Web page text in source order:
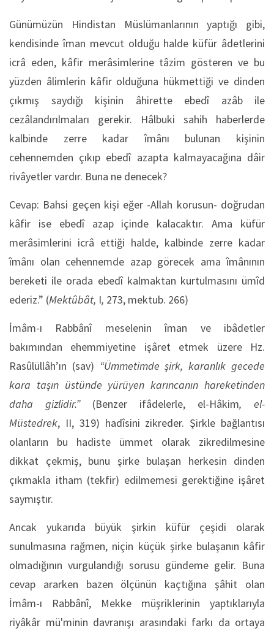
Günümüzün Hindistan Müslümanlarının yaptığı gibi,
kendisinde îman mevcut olduğu halde küfür âdetlerini
icrâ eden, kâfir merâsimlerine tâzim gösteren ve bu
yüzden âlimlerin kâfir olduğuna hükmettiği ve dinden
çıkmış saydığı kişinin âhirette ebedî azâb ile
cezâlandırılmaları gerekir. Hâlbuki sahih haberlerde
kalbinde zerre kadar îmânı bulunan kişinin
cehennemden çıkıp ebedî azapta kalmayacağına dâir
rivâyetler vardır. Buna ne denecek?
Cevap: Bahsi geçen kişi eğer -Allah korusun- doğrudan
kâfir ise ebedî azap içinde kalacaktır. Ama küfür
merâsimlerini icrâ ettiği halde, kalbinde zerre kadar
îmânı olan cehennemde azap görecek ama îmânının
bereketi ile orada ebedî kalmaktan kurtulmasını ümîd
ederiz.” (Mektûbât, I, 273, mektub. 266)
İmâm-ı Rabbânî meselenin îman ve ibâdetler
bakımından ehemmiyetine işâret etmek üzere Hz.
Rasûlüllâh’ın (sav) “Ümmetimde şirk, karanlık gecede
kara taşın üstünde yürüyen karıncanın hareketinden
daha gizlidir.”(Benzer ifâdelerle, el-Hâkim, el-
Müstedrek, II, 319) hadîsini zikreder. Şirkle bağlantısı
olanların bu hadiste ümmet olarak zikredilmesine
dikkat çekmiş, bunu şirke bulaşan herkesin dinden
çıkmakla itham (tekfir) edilmemesi gerektiğine işâret
saymıştır.
Ancak yukarıda büyük şirkin küfür çeşidi olarak
sunulmasına rağmen, niçin küçük şirke bulaşanın kâfir
olmadığının vurgulandığı sorusu gündeme gelir. Buna
cevap ararken bazen ölçünün kaçtığına şâhit olan
İmâm-ı Rabbânî, Mekke müşriklerinin yaptıklarıyla
riyâkâr mü'minin davranışı arasındaki farkı da ortaya